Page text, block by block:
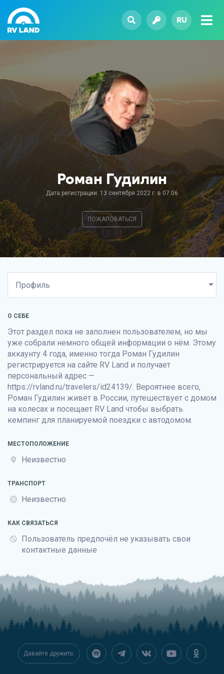
RU
Роман Гудилин
Дата регистрации: 13 сентября 2022 г. в 07:06
ПОЖАЛОВАТЬСЯ
О СЕБЕ
Этот раздел пока не заполнен пользователем, но мы
уже собрали немного общей информации о нём. Этому
аккаунту 4 года, именно тогда Роман Гудилин
регистрируется на сайте RV Land и получает
персональный адрес —
https://rvland.ru/travelers/id24139/. Вероятнее всего,
Роман Гудилин живёт в России, путешествует с домом
на колесах и посещает RV Land чтобы выбрать
кемпинг для планируемой поездки с автодомом.
МЕСТОПОЛОЖЕНИЕ
Неизвестно
ТРАНСПОРТ
Неизвестно
КАК СВЯЗАТЬСЯ
Пользователь предпочёл не указывать свои
контактные данные
Давайте дружить: